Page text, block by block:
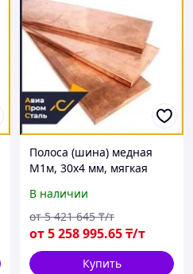
Полоса (шина) медная
М1м, 30х4 мм, мягкая
В наличии
от5 258 995.65₸/т
от 5 421 645 ₸/т
Купить